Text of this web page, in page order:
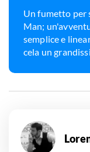
Un fumetto per
Man;
semplice e
cela un